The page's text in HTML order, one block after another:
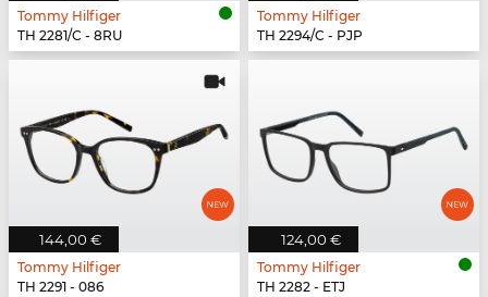
Tommy Hilfiger
TH 2281/C - 8RU
Tommy Hilfiger
TH 2294/C - PJP
144,00 €
Tommy Hilfiger
TH 2291 - 086
124,00 €
Tommy Hilfiger
TH 2282 - ETJ